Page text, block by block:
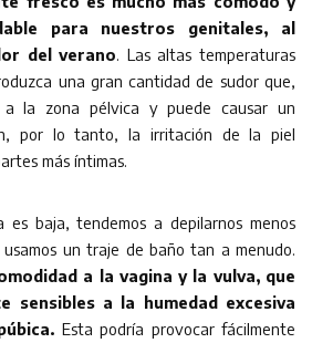
para nuestros genitales, al
del verano. Las altas temperaturas
una gran cantidad de sudor que,
a la zona pélvica y puede causar un
por lo tanto, la irritación de la piel
más íntimas.
es baja, tendemos a depilarnos menos
un traje de baño tan a menudo.
a la vagina y la vulva, que
sensibles a la humedad excesiva
Esta podría provocar fácilmente